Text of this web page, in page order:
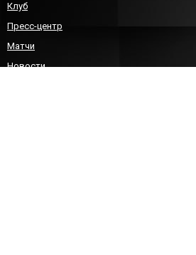
Клуб
Пресс-центр
Матчи
Новости